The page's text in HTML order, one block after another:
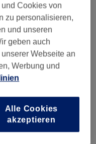
Cookies von
zu personalisieren,
und unseren
geben auch
Webseite an
Werbung und
Alle Cookies
akzeptieren